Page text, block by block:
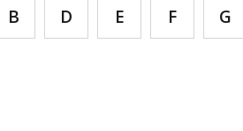
B D E F G